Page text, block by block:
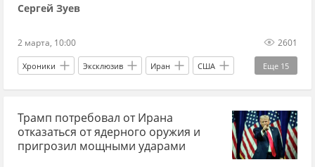
Международная политика
международное право
Сергей Зуев
2 марта, 10:00 2601
Еще 15
Хроники Эксклюзив Иран США
Ближний Восток Дональд Трамп
Владимир Зеленский
Вооруженные силы Украины ЕС
Трамп потребовал от Ирана
отказаться от ядерного оружия и
пригрозил мощными ударами